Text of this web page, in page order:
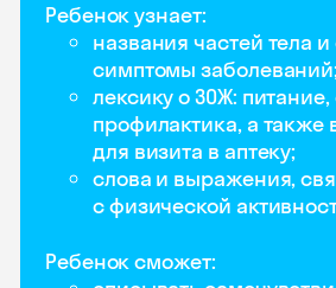
Ребенок узнает:
названия частей тела
симптомы заболеваний;
лексику о ЗОЖ: питание,
профилактика, а
для визита в аптеку;
слова и выражения,
с физической
Ребенок сможет: